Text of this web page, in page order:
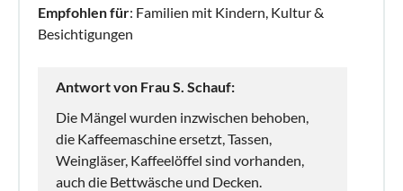
Empfohlen für: Familien mit Kindern, Kultur &
Besichtigungen
Antwort von Frau S. Schauf:
Die Mängel wurden inzwischen behoben,
die Kaffeemaschine ersetzt, Tassen,
Weingläser, Kaffeelöffel sind vorhanden,
auch die Bettwäsche und Decken.